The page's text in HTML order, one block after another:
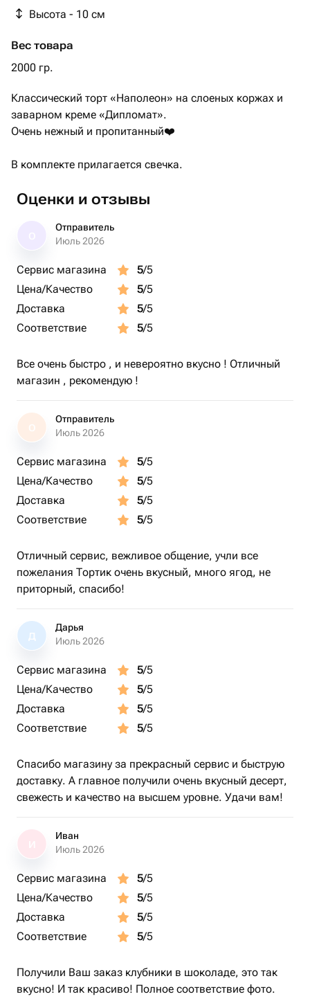
Высота - 10 см
Вес товара
2000 гр.
Классический торт «Наполеон» на слоеных коржах и
заварном креме «Дипломат».
Очень нежный и пропитанный❤️
В комплекте прилагается свечка.
Оценки и отзывы
Отправитель
Июль 2026
Сервис магазина 5/5
Цена/Качество
5/5
Доставка
5/5
Соответствие
5/5
Все очень быстро , и невероятно вкусно ! Отличный
магазин , рекомендую !
О
Отправитель
Июль 2026
Сервис магазина 5/5
Цена/Качество
5/5
Доставка
5/5
Соответствие
5/5
Отличный сервис, вежливое общение, учли все
пожелания Тортик очень вкусный, много ягод, не
приторный, спасибо!
Д
Дарья
Июль 2026
Сервис магазина 5/5
Цена/Качество
5/5
Доставка
5/5
Соответствие
5/5
Спасибо магазину за прекрасный сервис и быструю
доставку. А главное получили очень вкусный десерт,
свежесть и качество на высшем уровне. Удачи вам!
Иван
Июль 2026
Сервис магазина 5/5
Цена/Качество
5/5
Доставка
5/5
Соответствие
5/5
Получили Ваш заказ клубники в шоколаде, это так
вкусно! И так красиво! Полное соответствие фото.